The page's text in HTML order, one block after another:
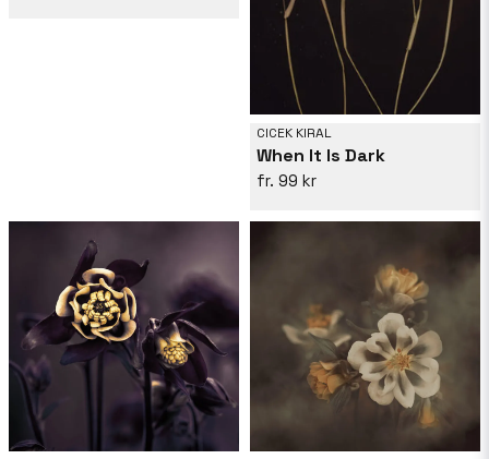
CICEK KIRAL
When It Is Dark
99 kr